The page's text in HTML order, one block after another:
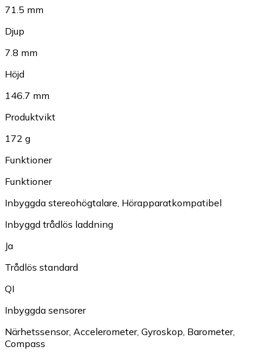
71.5 mm
Djup
7.8 mm
Höjd
146.7 mm
Produktvikt
172 g
Funktioner
Funktioner
Inbyggda stereohögtalare, Hörapparatkompatibel
Inbyggd trådlös laddning
Ja
Trådlös standard
QI
Inbyggda sensorer
Närhetssensor, Accelerometer, Gyroskop, Barometer,
Compass